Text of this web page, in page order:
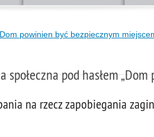
powinien być bezpiecznym
pod hasłem
na rzecz zapobiegania